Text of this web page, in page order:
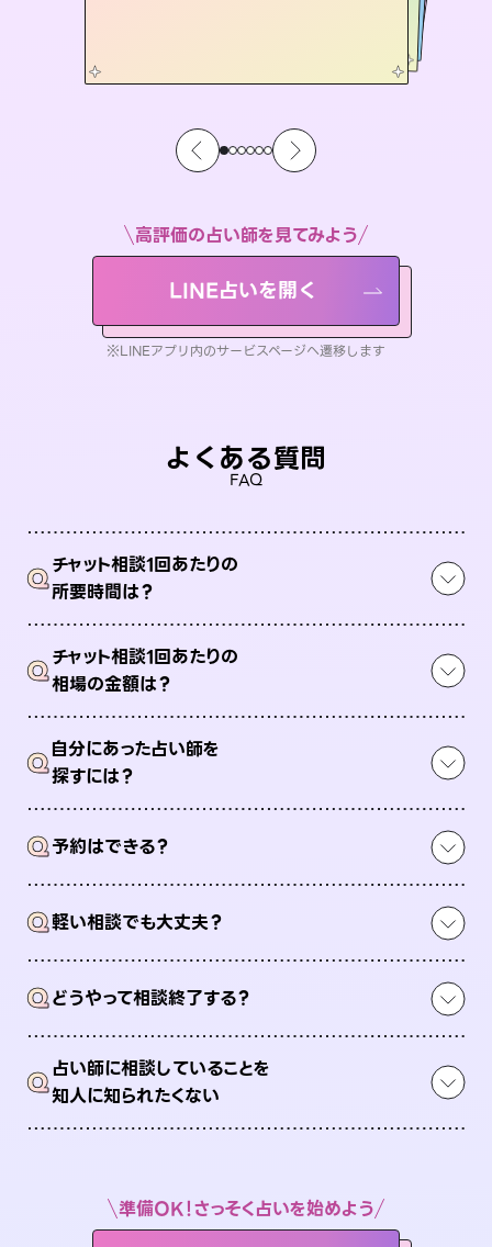
高評価の占い師を見てみよう
LINE占いを開く
※LINEアプリ内のサービスページへ遷移します
よくある質問
FAQ
Qチャット相談1回あたりの
所要時間は？
Qチャット相談1回あたりの
相場の金額は？
Q自分にあった占い師を
探すには？
Q予約はできる？
Q軽い相談でも大丈夫？
Qどうやって相談終了する？
Q占い師に相談していることを
知人に知られたくない
準備OK！さっそく占いを始めよう